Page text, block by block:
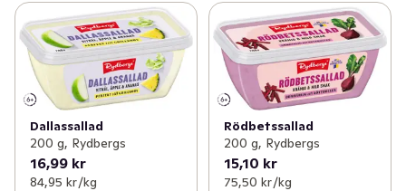
Dallassallad
200 g, Rydbergs
16,99 kr
84,95 kr /kg
Rödbetssallad
200 g, Rydbergs
15,10 kr
75,50 kr /kg